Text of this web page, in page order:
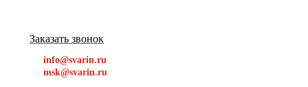
Заказать звонок
info@svarin.ru
msk@svarin.ru